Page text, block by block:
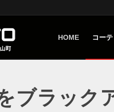
HOME コー
ブラック